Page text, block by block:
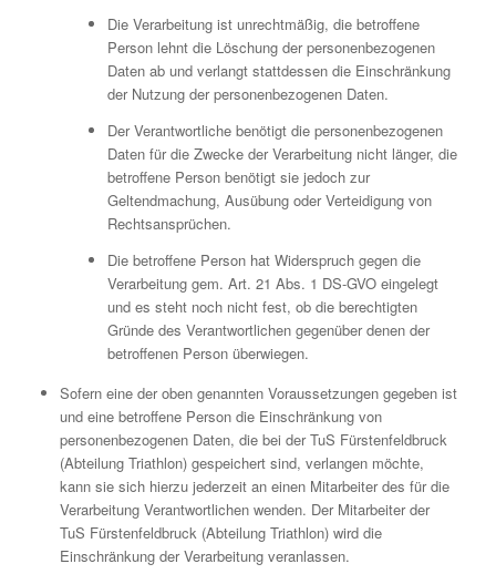
Die Verarbeitung ist unrechtmäßig, die betroffene
Person lehnt die Löschung der personenbezogenen
Daten ab und verlangt stattdessen die Einschränkung
der Nutzung der personenbezogenen Daten.
Der Verantwortliche benötigt die personenbezogenen
Daten für die Zwecke der Verarbeitung nicht länger, die
betroffene Person benötigt sie jedoch zur
Geltendmachung, Ausübung oder Verteidigung von
Rechtsansprüchen.
Die betroffene Person hat Widerspruch gegen die
Verarbeitung gem. Art. 21 Abs. 1 DS-GVO eingelegt
und es steht noch nicht fest, ob die berechtigten
Gründe des Verantwortlichen gegenüber denen der
betroffenen Person überwiegen.
Sofern eine der oben genannten Voraussetzungen gegeben ist
und eine betroffene Person die Einschränkung von
personenbezogenen Daten, die bei der TuS Fürstenfeldbruck
(Abteilung Triathlon) gespeichert sind, verlangen möchte,
kann sie sich hierzu jederzeit an einen Mitarbeiter des für die
Verarbeitung Verantwortlichen wenden. Der Mitarbeiter der
TuS Fürstenfeldbruck (Abteilung Triathlon) wird die
Einschränkung der Verarbeitung veranlassen.